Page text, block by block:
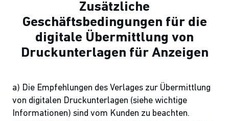
Zusätzliche
Geschäftsbedingungen für die
digitale Übermittlung von
Druckunterlagen für Anzeigen
a) Die Empfehlungen des Verlages zur Übermittlung
von digitalen Druckunterlagen (siehe wichtige
Informationen) sind vom Kunden zu beachten.